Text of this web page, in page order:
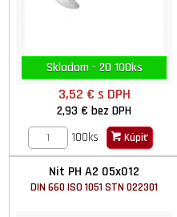
Skladom - 20 100ks
3,52 € s DPH
2,93 €bez DPH
100ks
Kúpiť
Nit PH A2 05x012
DIN 660 ISO 1051 STN 022301